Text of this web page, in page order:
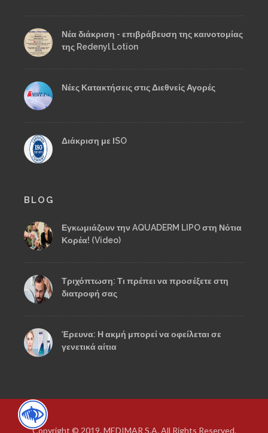
Νέα διάκριση - επιβράβευση της καινοτομίας
της Redenyl Lotion
Νέες Κατακτήσεις στις Διεθνείς Αγορές
Διάκριση με ΙSO
BLOG
Εγκωμιάζουν την AQUADERM LIPO στη Νότια
Κορέα! (Video)
Τριχόπτωση: Τι πρέπει να προσέξετε στη
διατροφή σας
Έρευνα: Η ακμή μπορεί να οφείλεται σε
γενετικά αίτια
Copyright © 2019. MEDIMAR S.A. All Rights Reserved.